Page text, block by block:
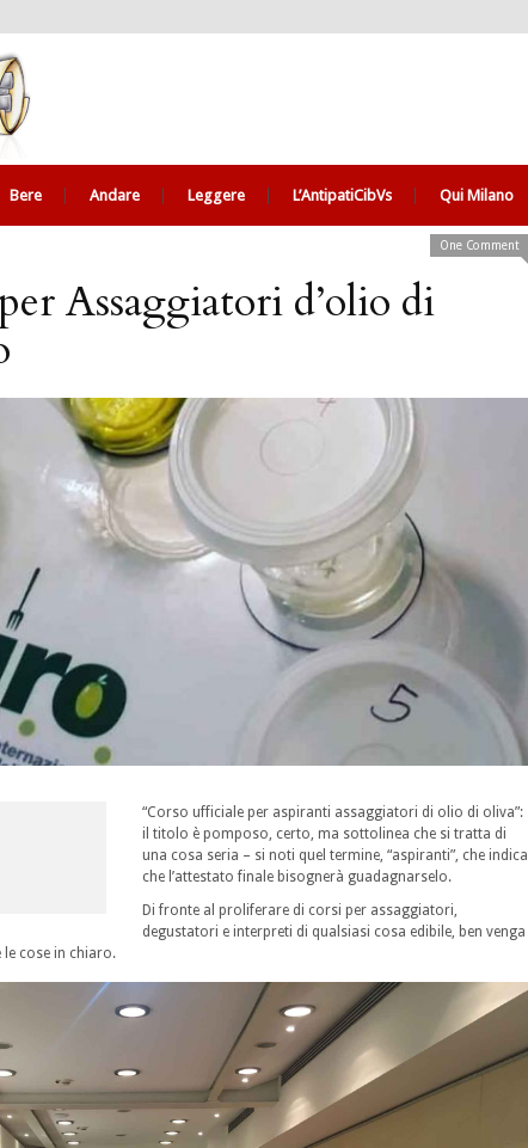
Bere Andare Leggere L’AntipatiCibVs Qui Milano
One Comment
Assaggiatori d’olio di
“Corso ufficiale per aspiranti assaggiatori di olio di oliva”:
il titolo è pomposo, certo, ma sottolinea che si tratta di
una cosa seria – si noti quel termine, “aspiranti”, che indica
che l’attestato finale bisognerà guadagnarselo.
Di fronte al proliferare di corsi per assaggiatori,
degustatori e interpreti di qualsiasi cosa edibile, ben venga
le cose in chiaro.